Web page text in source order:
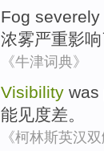
Fog severely
浓雾严重影响
《牛津词典》
Visibility was
能见度差。
《柯林斯英汉